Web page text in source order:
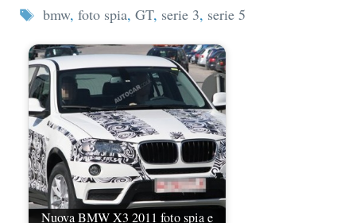
Tag
bmw, foto spia, GT, serie 3, serie 5
Nuova BMW X3 2011 foto spia e